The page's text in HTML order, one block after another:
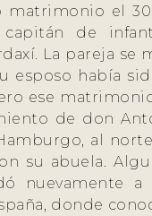
matrimonio el
de
La pareja se
esposo había
ese
de don
al
su abuela.
nuevamente a
donde